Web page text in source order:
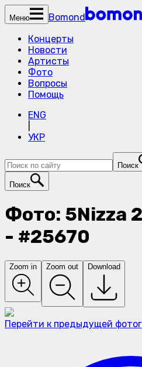
Меню
Bomond
Концерты
Новости
Артисты
Фото
Вопросы
Помощь
ENG
УКР
Поиск
Поиск
Фото: 5Nizza
- #25670
Zoom in Zoom out Download
Перейти к предыдущей